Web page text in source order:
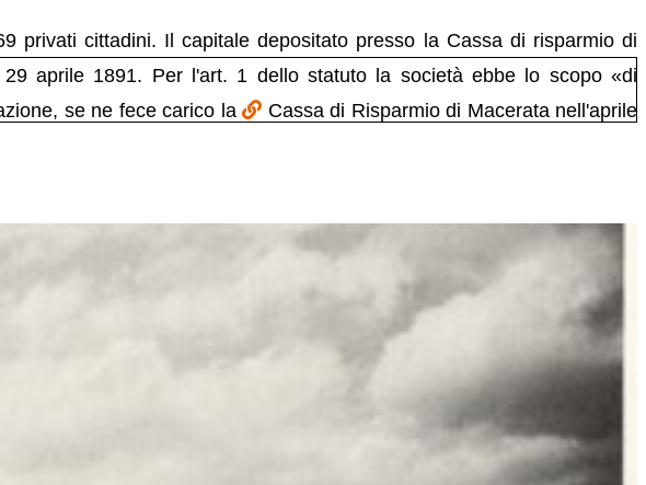
privati cittadini. Il capitale depositato presso la Cassa di risparmio di
aprile 1891. Per l'art. 1 dello statuto la società ebbe lo scopo «di
se ne fece carico la
Cassa di Risparmio di Macerata nell'aprile